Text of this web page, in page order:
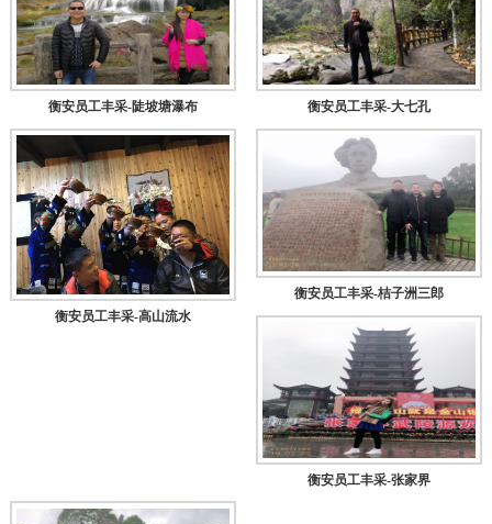
衡安员工丰采-陡坡塘瀑布 衡安员工丰采-大七孔
衡安员工丰采-高山流水
衡安员工丰采-桔子洲三郎
衡安员工丰采-张家界